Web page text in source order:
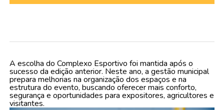
A escolha do Complexo Esportivo foi mantida após o
sucesso da edição anterior. Neste ano, a gestão municipal
prepara melhorias na organização dos espaços e na
estrutura do evento, buscando oferecer mais conforto,
segurança e oportunidades para expositores, agricultores e
visitantes.